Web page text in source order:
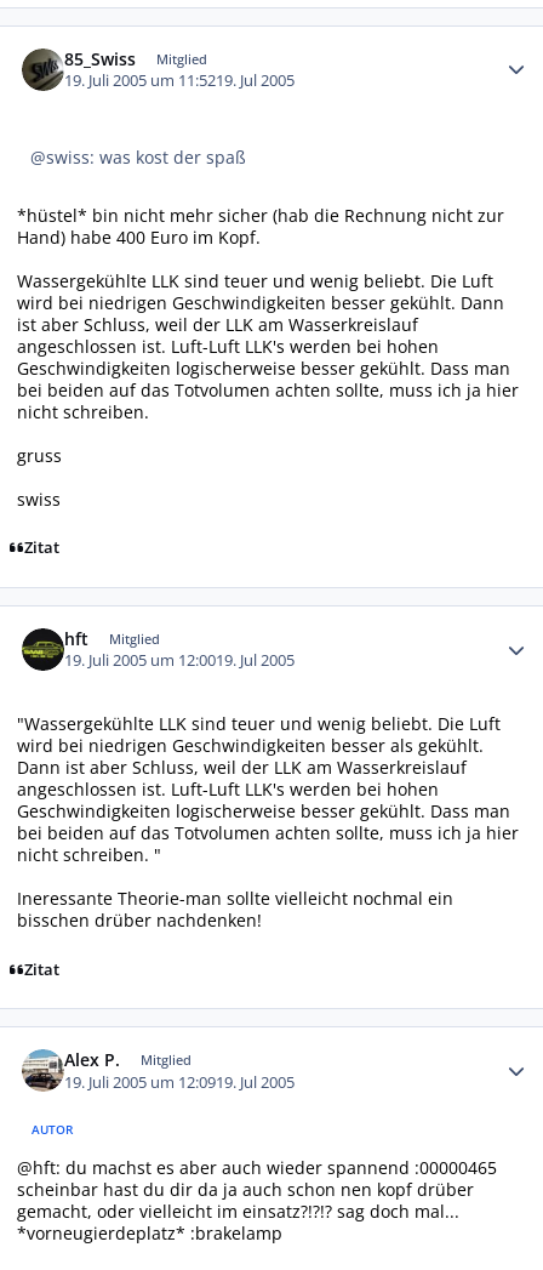
85_Swiss Mitglied
19. Juli 2005 um 11:5219. Jul 2005
@swiss: was kost der spaß
*hüstel* bin nicht mehr sicher (hab die Rechnung nicht zur
Hand) habe 400 Euro im Kopf.
Wassergekühlte LLK sind teuer und wenig beliebt. Die Luft
wird bei niedrigen Geschwindigkeiten besser gekühlt. Dann
ist aber Schluss, weil der LLK am Wasserkreislauf
angeschlossen ist. Luft-Luft LLK's werden bei hohen
Geschwindigkeiten logischerweise besser gekühlt. Dass man
bei beiden auf das Totvolumen achten sollte, muss ich ja hier
nicht schreiben.
gruss
swiss
Zitat
hft Mitglied
19. Juli 2005 um 12:0019. Jul 2005
"Wassergekühlte LLK sind teuer und wenig beliebt. Die Luft
wird bei niedrigen Geschwindigkeiten besser als gekühlt.
Dann ist aber Schluss, weil der LLK am Wasserkreislauf
angeschlossen ist. Luft-Luft LLK's werden bei hohen
Geschwindigkeiten logischerweise besser gekühlt. Dass man
bei beiden auf das Totvolumen achten sollte, muss ich ja hier
nicht schreiben. "
Ineressante Theorie-man sollte vielleicht nochmal ein
bisschen drüber nachdenken!
Zitat
Alex P. Mitglied
19. Juli 2005 um 12:0919. Jul 2005
AUTOR
@hft: du machst es aber auch wieder spannend :00000465
scheinbar hast du dir da ja auch schon nen kopf drüber
gemacht, oder vielleicht im einsatz?!?!? sag doch mal...
*vorneugierdeplatz* :brakelamp